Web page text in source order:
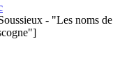
- "Les noms de